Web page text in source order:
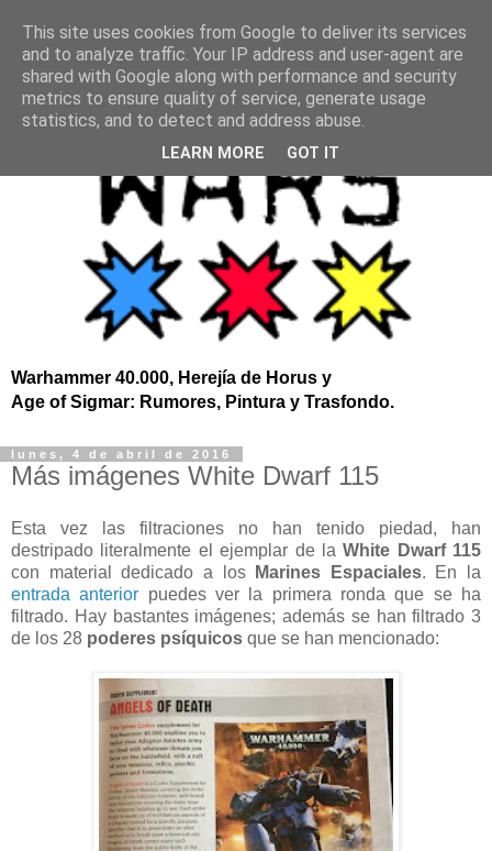
Warhammer 40.000, Herejía de Horus y
Age of Sigmar: Rumores, Pintura y Trasfondo.
lunes, 4 de abril de 2016
Más imágenes White Dwarf 115
Esta vez las filtraciones no han tenido piedad, han
destripado literalmente el ejemplar de laWhite Dwarf 115
con material dedicado a los
Marines Espaciales. En la
entrada anterior puedes ver la primera ronda que se ha
filtrado. Hay bastantes imágenes; además se han filtrado 3
de los 28 poderes psíquicos que se han mencionado:
This site uses cookies from Google to deliver its services
and to analyze traffic. Your IP address and user-agent are
shared with Google along with performance and security
metrics to ensure quality of service, generate usage
statistics, and to detect and address abuse.
LEARN MORE GOT IT